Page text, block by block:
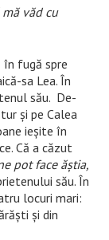
văd cu
fugă spre
sa Lea. În
său. De-
și pe Calea
ieșite în
Că a căzut
pot face ăștia,
său. În
locuri mari:
și din